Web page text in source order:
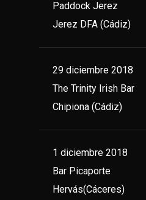
Paddock Jerez
Jerez DFA (Cádiz)
29 diciembre 2018
The Trinity Irish Bar
Chipiona (Cádiz)
1 diciembre 2018
Bar Picaporte
Hervás(Cáceres)